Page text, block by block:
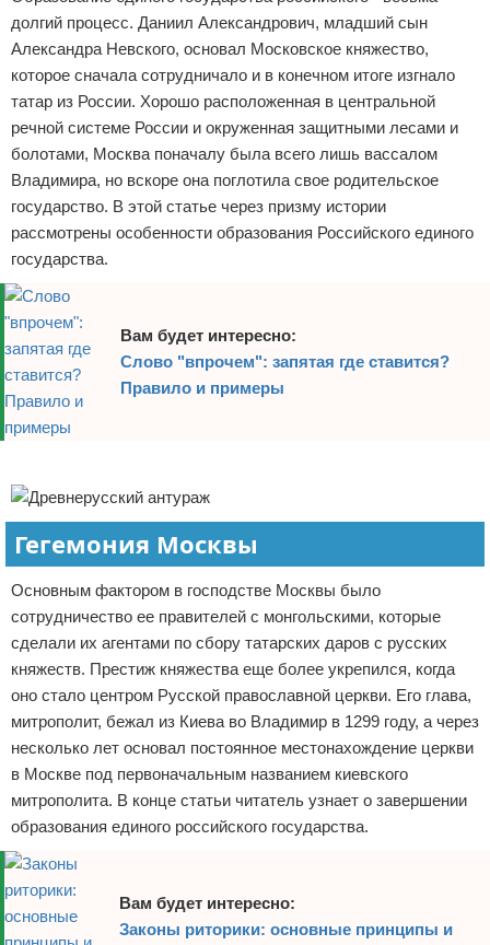
Отказ от ответственности
долгий процесс. Даниил Александрович, младший сын
Александра Невского, основал Московское княжество,
которое сначала сотрудничало и в конечном итоге изгнало
татар из России. Хорошо расположенная в центральной
речной системе России и окруженная защитными лесами и
болотами, Москва поначалу была всего лишь вассалом
Владимира, но вскоре она поглотила свое родительское
государство. В этой статье через призму истории
рассмотрены особенности образования Российского единого
государства.
Вам будет интересно:
Слово "впрочем": запятая где ставится?
Правило и примеры
Гегемония Москвы
Основным фактором в господстве Москвы было
сотрудничество ее правителей с монгольскими, которые
сделали их агентами по сбору татарских даров с русских
княжеств. Престиж княжества еще более укрепился, когда
оно стало центром Русской православной церкви. Его глава,
митрополит, бежал из Киева во Владимир в 1299 году, а через
несколько лет основал постоянное местонахождение церкви
в Москве под первоначальным названием киевского
митрополита. В конце статьи читатель узнает о завершении
образования единого российского государства.
Вам будет интересно:
Законы риторики: основные принципы и